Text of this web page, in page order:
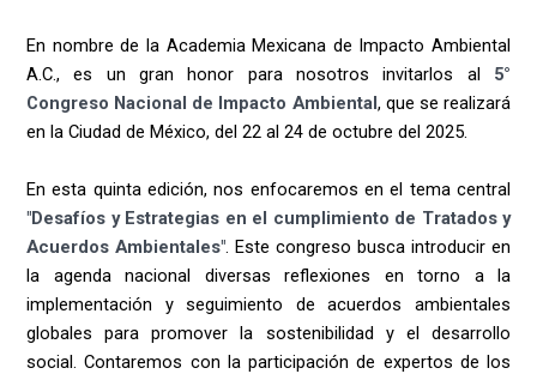
En nombre de la Academia Mexicana de Impacto Ambiental
A.C., es un gran honor para nosotros invitarlos al 5°
Congreso Nacional de Impacto Ambiental, que se realizará
en la Ciudad de México, del 22 al 24 de octubre del 2025.
En esta quinta edición, nos enfocaremos en el tema central
"Desafíos y Estrategias en el cumplimiento de Tratados y
Acuerdos Ambientales". Este congreso busca introducir en
la agenda nacional diversas reflexiones en torno a la
implementación y seguimiento de acuerdos ambientales
globales para promover la sostenibilidad y el desarrollo
social. Contaremos con la participación de expertos de los